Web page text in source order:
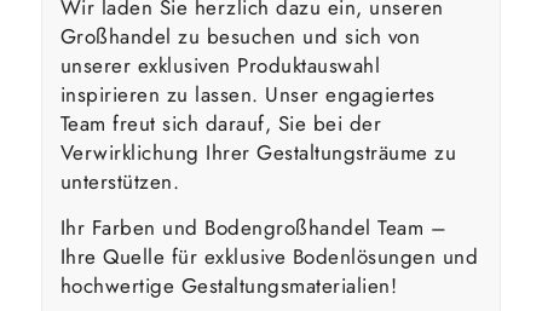
Wir laden Sie herzlich dazu ein, unseren
Großhandel zu besuchen und sich von
unserer exklusiven Produktauswahl
inspirieren zu lassen. Unser engagiertes
Team freut sich darauf, Sie bei der
Verwirklichung Ihrer Gestaltungsträume zu
unterstützen.
Ihr Farben und Bodengroßhandel Team –
Ihre Quelle für exklusive Bodenlösungen und
hochwertige Gestaltungsmaterialien!